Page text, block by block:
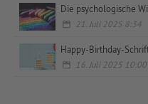
Die psychologische
21. Juli 2025 8:34
Happy-Birthday-
16. Juli 2025 10:00